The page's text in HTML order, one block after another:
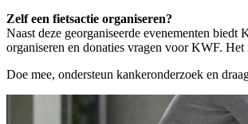
Zelf een fietsactie organiseren?
Naast deze georganiseerde evenementen
organiseren en donaties vragen voor KWF.
Doe mee, ondersteun kankeronderzoek en